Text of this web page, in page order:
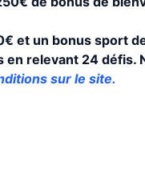
et un bonus sport
en relevant 24 défis.
sur le site.